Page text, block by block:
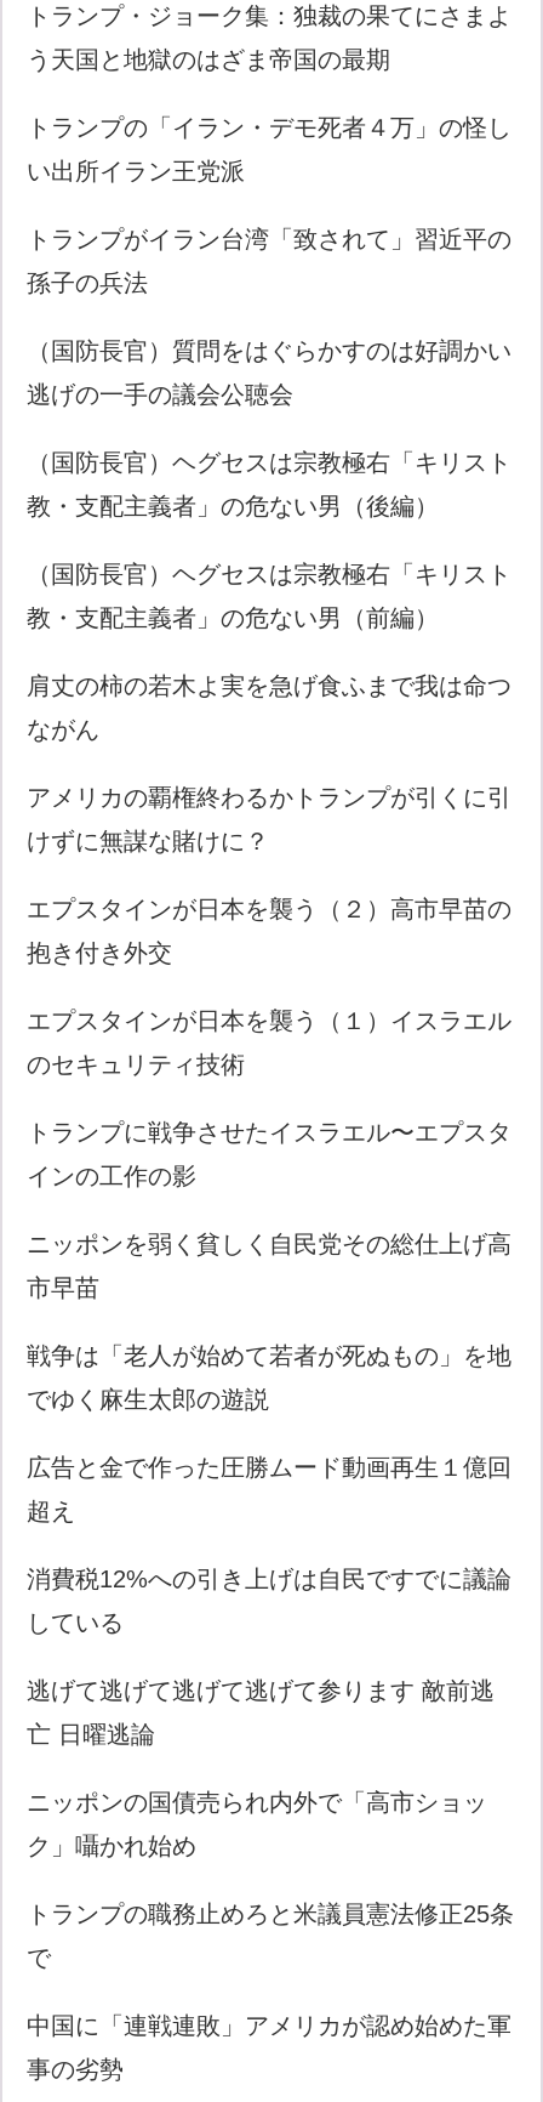
トランプ・ジョーク集：独裁の果てにさまよ
う天国と地獄のはざま帝国の最期
トランプの「イラン・デモ死者４万」の怪し
い出所イラン王党派
トランプがイラン台湾「致されて」習近平の
孫子の兵法
（国防長官）質問をはぐらかすのは好調かい
逃げの一手の議会公聴会
（国防長官）ヘグセスは宗教極右「キリスト
教・支配主義者」の危ない男（後編）
（国防長官）ヘグセスは宗教極右「キリスト
教・支配主義者」の危ない男（前編）
肩丈の柿の若木よ実を急げ食ふまで我は命つ
ながん
アメリカの覇権終わるかトランプが引くに引
けずに無謀な賭けに？
エプスタインが日本を襲う（２）高市早苗の
抱き付き外交
エプスタインが日本を襲う（１）イスラエル
のセキュリティ技術
トランプに戦争させたイスラエル〜エプスタ
インの工作の影
ニッポンを弱く貧しく自民党その総仕上げ高
市早苗
戦争は「老人が始めて若者が死ぬもの」を地
でゆく麻生太郎の遊説
広告と金で作った圧勝ムード動画再生１億回
超え
消費税12%への引き上げは自民ですでに議論
している
逃げて逃げて逃げて逃げて参ります 敵前逃
亡 日曜逃論
ニッポンの国債売られ内外で「高市ショッ
ク」囁かれ始め
トランプの職務止めろと米議員憲法修正25条
で
中国に「連戦連敗」アメリカが認め始めた軍
事の劣勢